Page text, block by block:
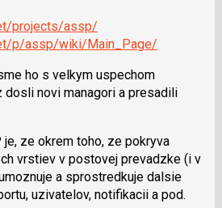
projects/assp/
p/assp/wiki/Main_Page/
ho s velkym uspechom
dosli novi managori a presadili
ze okrem toho, ze pokryva
vrstiev v postovej prevadzke (i v
a sprostredkuje dalsie
uzivatelov, notifikacii a pod.